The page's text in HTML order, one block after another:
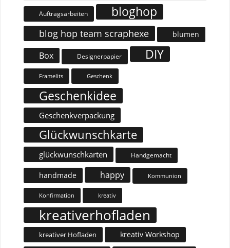
Auftragsarbeiten bloghop
blog hop team scraphexe blumen
Box Designerpapier DIY
Framelits Geschenk
Geschenkidee
Geschenkverpackung
Glückwunschkarte
glückwunschkarten Handgemacht
handmade happy Kommunion
Konfirmation kreativ
kreativerhofladen
kreativer Hofladen kreativ Workshop